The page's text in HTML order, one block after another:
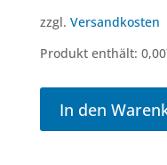
zzgl. Versandkosten
Produkt enthält:
In den